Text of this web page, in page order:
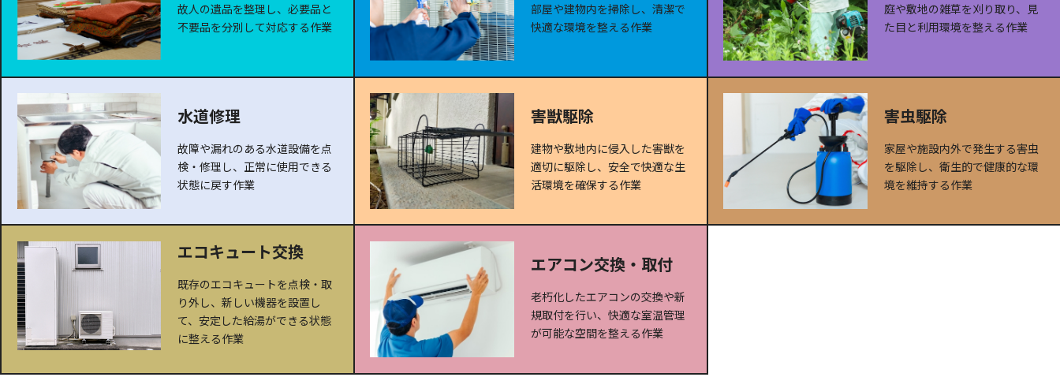
故人の遺品を整理し、必要品と
不要品を分別して対応する作業
部屋や建物内を掃除し、清潔で
快適な環境を整える作業
庭や敷地の雑草を刈り取り、見
た目と利用環境を整える作業
水道修理
故障や漏れのある水道設備を点
検・修理し、正常に使用できる
状態に戻す作業
害獣駆除
建物や敷地内に侵入した害獣を
適切に駆除し、安全で快適な生
活環境を確保する作業
害虫駆除
家屋や施設内外で発生する害虫
を駆除し、衛生的で健康的な環
境を維持する作業
エコキュート交換
既存のエコキュートを点検・取
り外し、新しい機器を設置し
て、安定した給湯ができる状態
に整える作業
エアコン交換・取付
老朽化したエアコンの交換や新
規取付を行い、快適な室温管理
が可能な空間を整える作業